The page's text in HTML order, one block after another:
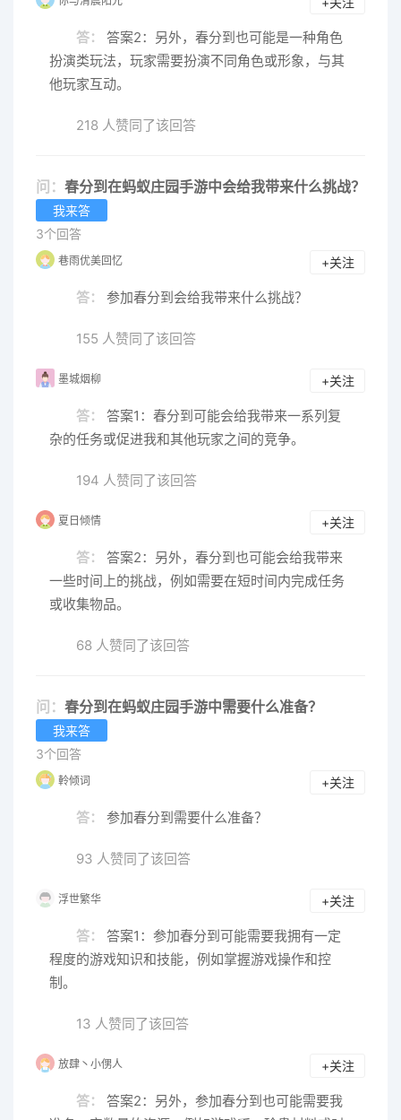
答：
答案2：另外，春分到也可能是一种角色
扮演类玩法，玩家需要扮演不同角色或形象，与其
他玩家互动。
218 人赞同了该回答
问： 春分到在蚂蚁庄园手游中会给我带来什么挑战？
我来答
3个回答
巷雨优美回忆 +关注
答： 参加春分到会给我带来什么挑战？
155 人赞同了该回答
墨城烟柳 +关注
答：
答案1：春分到可能会给我带来一系列复
杂的任务或促进我和其他玩家之间的竞争。
194 人赞同了该回答
夏日倾情 +关注
答：
答案2：另外，春分到也可能会给我带来
一些时间上的挑战，例如需要在短时间内完成任务
或收集物品。
68 人赞同了该回答
问： 春分到在蚂蚁庄园手游中需要什么准备？
我来答
3个回答
軨倾词 +关注
答： 参加春分到需要什么准备？
93 人赞同了该回答
浮世繁华 +关注
答：
答案1：参加春分到可能需要我拥有一定
程度的游戏知识和技能，例如掌握游戏操作和控
制。
13 人赞同了该回答
放肆丶小侽人 +关注
答：
答案2：另外，参加春分到也可能需要我